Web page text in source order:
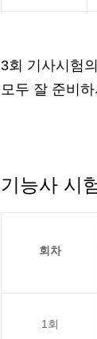
3회 기사시험
모두 잘 준비
기능사 시
회차
1회